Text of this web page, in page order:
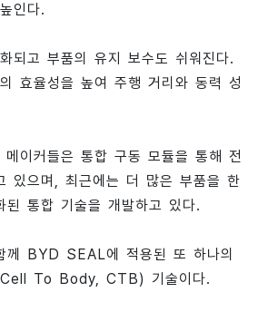
인다.
되고 부품의 유지 보수도 쉬워진다.
효율성을 높여 주행 거리와 동력 성
이커들은 통합 구동 모듈을 통해 전
있으며, 최근에는 더 많은 부품을 한
된 통합 기술을 개발하고 있다.
께 BYD SEAL에 적용된 또 하나의
To Body, CTB) 기술이다.